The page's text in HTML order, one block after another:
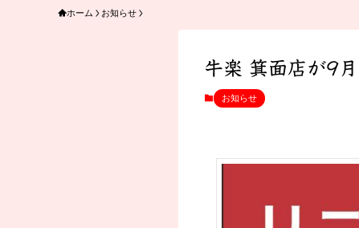
ホーム お知らせ
牛楽 箕面店が9
お知らせ